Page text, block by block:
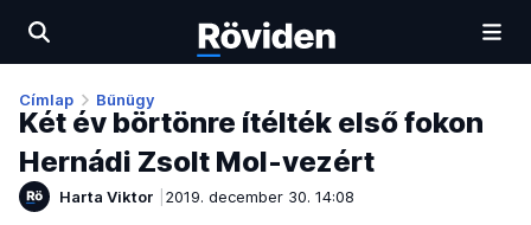
Címlap Bűnügy
Két év börtönre ítélték első fokon
Hernádi Zsolt Mol-vezért
Harta Viktor 2019. december 30. 14:08